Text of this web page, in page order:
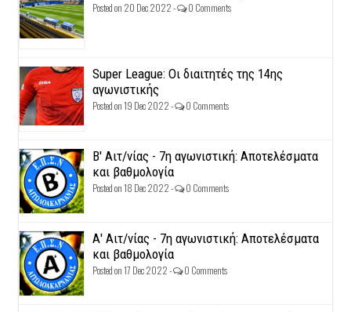
Posted on 20 Dec 2022 - 0 Comments
Super League: Οι διαιτητές της 14ης
αγωνιστικής
Posted on 19 Dec 2022 - 0 Comments
Β' Αιτ/νίας - 7η αγωνιστική: Αποτελέσματα
και βαθμολογία
Posted on 18 Dec 2022 - 0 Comments
Α' Αιτ/νίας - 7η αγωνιστική: Αποτελέσματα
και βαθμολογία
Posted on 17 Dec 2022 - 0 Comments